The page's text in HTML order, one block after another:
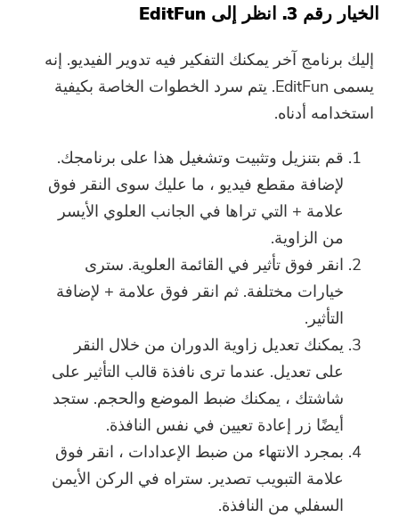
الخيار رقم 3. انظر إلى EditFun
إليك برنامج آخر يمكنك التفكير فيهتدوير الفيديو. إنه
يسمى EditFun. يتم سرد الخطوات الخاصة بكيفية
استخدامه أدناه.
قم بتنزيل وتثبيت وتشغيل هذا على برنامجك.
لإضافة مقطع فيديو ، ما عليك سوى النقر فوق
علامة + التي تراها في الجانب العلوي الأيسر
من الزاوية.
انقر فوق تأثير في القائمة العلوية. سترى
خيارات مختلفة. ثم انقر فوق علامة + لإضافة
التأثير.
يمكنك تعديل زاوية الدوران من خلال النقر
على تعديل. عندما ترى نافذة قالب التأثير على
شاشتك ، يمكنك ضبط الموضع والحجم. ستجد
أيضًا زر إعادة تعيين في نفس النافذة.
بمجرد الانتهاء من ضبط الإعدادات ، انقر فوق
علامة التبويب تصدير. ستراه في الركن الأيمن
السفلي من النافذة.